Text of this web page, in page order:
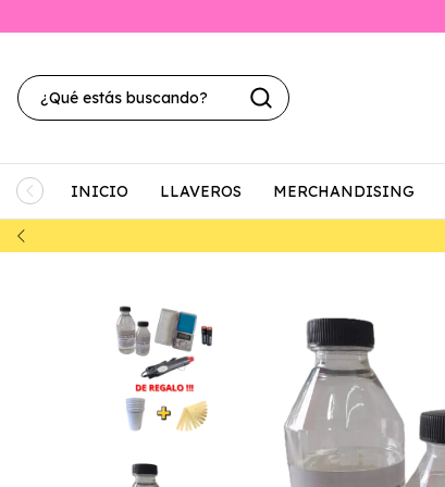
INICIO LLAVEROS MERCHANDISING